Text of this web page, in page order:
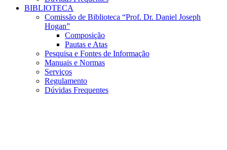
BIBLIOTECA
Comissão de Biblioteca “Prof. Dr. Daniel Joseph
Hogan”
Composição
Pautas e Atas
Pesquisa e Fontes de Informação
Manuais e Normas
Serviços
Regulamento
Dúvidas Frequentes